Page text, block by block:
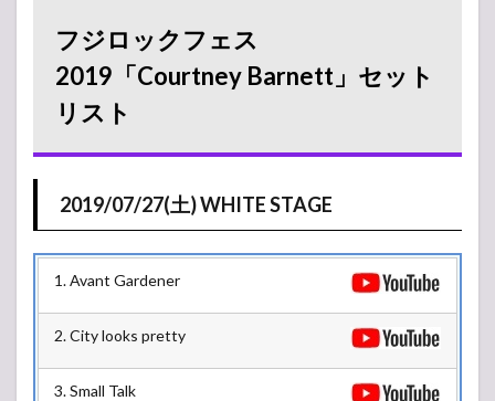
フジロックフェス
2019「Courtney Barnett」セット
リスト
2019/07/27(土) WHITE STAGE
1. Avant Gardener
2. City looks pretty
3. Small Talk